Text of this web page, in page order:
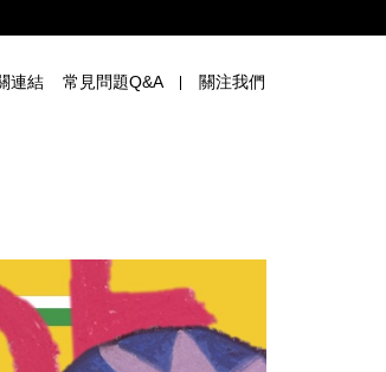
連結 常見問題Q&A 關注我們